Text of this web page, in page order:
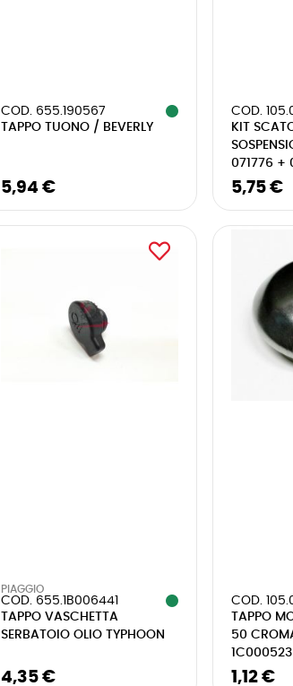
COD. 655.190567
TAPPO TUONO / BEVERLY
5,94 €
COD.
KIT
071776 +
5,75 €
PIAGGIO
COD. 655.1B006441
TAPPO VASCHETTA
SERBATOIO OLIO TYPHOON
4,35 €
COD.
TAPPO
50
GRANDE
1,12 €